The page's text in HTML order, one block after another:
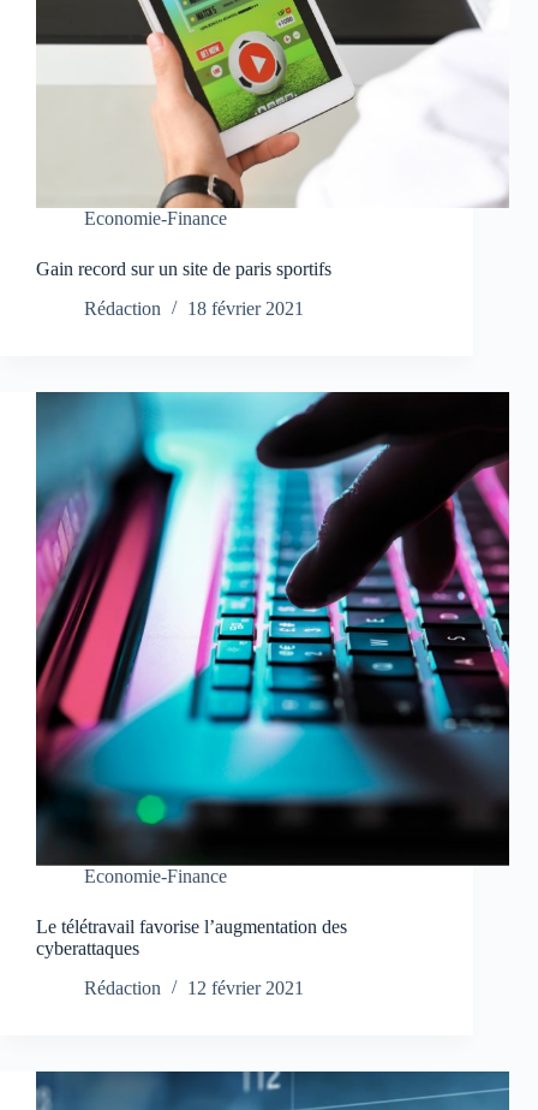
Economie-Finance
Gain record sur un site de paris sportifs
Rédaction
18 février 2021
Economie-Finance
Le télétravail favorise l’augmentation des
cyberattaques
Rédaction
12 février 2021